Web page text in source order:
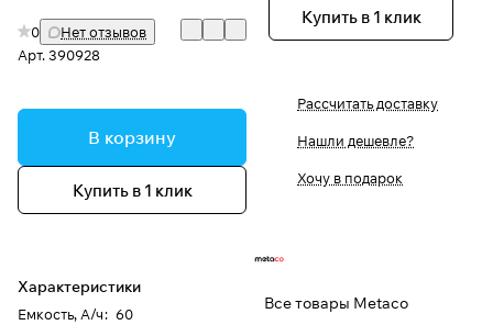
0
Нет отзывов
Арт.390928
В корзину
Купить в 1 клик
Характеристики
Емкость, А/ч: 60
Купить в 1 клик
Рассчитать доставку
Нашли дешевле?
Хочу в подарок
Все товары Metaco